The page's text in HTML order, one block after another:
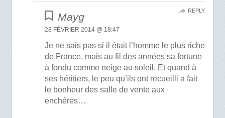
Mayg
28 FÉVRIER 2014 @ 18:47
Je ne sais pas si il était l’homme le plus riche
de France, mais au fil des années sa fortune
à fondu comme neige au soleil. Et quand à
ses héritiers, le peu qu’ils ont recueilli a fait
le bonheur des salle de vente aux
enchères…
REPLY